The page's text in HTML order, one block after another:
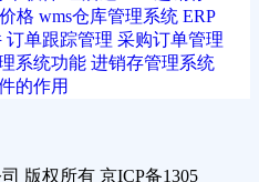
格 wms仓库管理系统 ERP
订单跟踪管理 采购订单管理
系统功能 进销存管理系统
的作用
版权所有 京ICP备1305